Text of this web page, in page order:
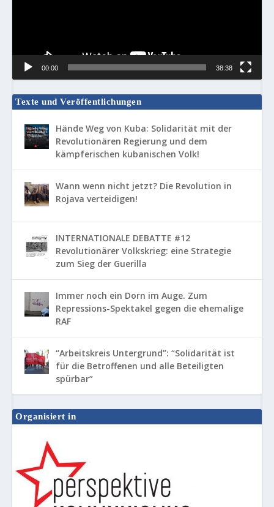
00:00 38:38
Texte und Veröffentlichungen
Hände Weg von Kuba: Solidarität mit der
Revolutionären Regierung und dem
kämpferischen kubanischen Volk!
Wann wenn nicht jetzt? Die Revolution in
Rojava verteidigen!
INTERNATIONALE DEBATTE #12
Revolutionärer Volkskrieg: eine Strategie
zum Sieg der Guerilla
Immer noch ein Dorn im Auge. Zum
Repressions-Spektakel gegen die ehemalige
RAF
“Arbeitskreis Untergrund”: “Solidarität ist
für die Betroffenen und alle Beteiligten
spürbar”
Organisiert in